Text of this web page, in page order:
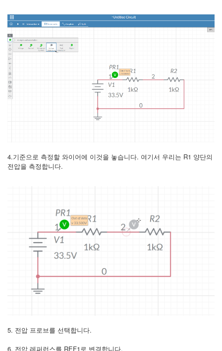
4.기준으로 측정할 와이어에 이것을 놓습니다. 여기서 우리는 R1 양단의
전압을 측정합니다.
5. 전압 프로브를 선택합니다.
6. 전압 레퍼런스를 REF1로 변경합니다.